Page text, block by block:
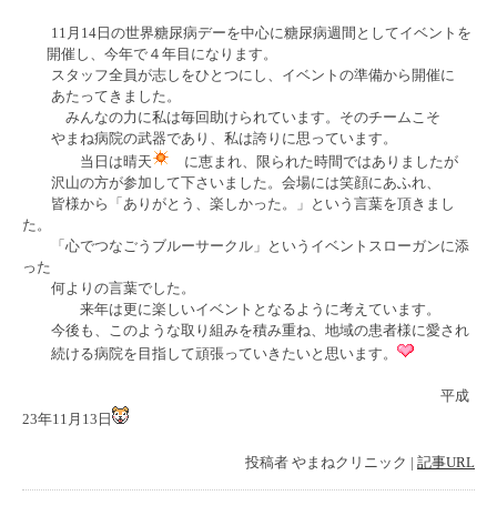
11月14日の世界糖尿病デーを中心に糖尿病週間としてイベントを
開催し、今年で４年目になります。
スタッフ全員が志しをひとつにし、イベントの準備から開催に
あたってきました。
みんなの力に私は毎回助けられています。そのチームこそ
やまね病院の武器であり、私は誇りに思っています。
当日は晴天
に恵まれ、限られた時間ではありましたが
沢山の方が参加して下さいました。会場には笑顔にあふれ、
皆様から「ありがとう、楽しかった。」という言葉を頂きまし
た。
「心でつなごうブルーサークル」というイベントスローガンに添
った
何よりの言葉でした。
来年は更に楽しいイベントとなるように考えています。
今後も、このような取り組みを積み重ね、地域の患者様に愛され
続ける病院を目指して頑張っていきたいと思います。
平成
23年11月13日
投稿者 やまねクリニック | 記事URL